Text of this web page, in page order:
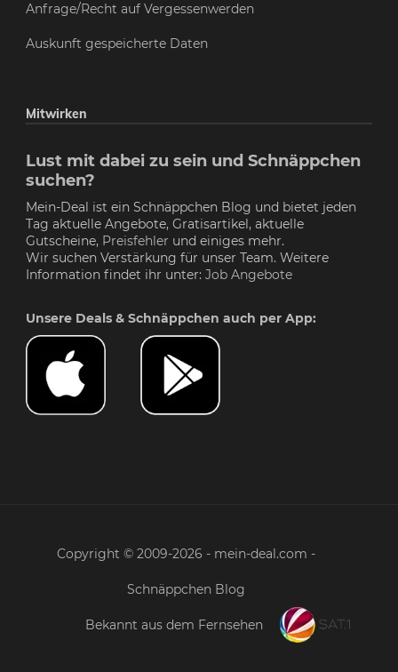
Anfrage/Recht auf Vergessenwerden
Auskunft gespeicherte Daten
Mitwirken
Lust mit dabei zu sein und Schnäppchen
suchen?
Mein-Deal ist ein Schnäppchen Blog und bietet jeden
Tag aktuelle Angebote, Gratisartikel, aktuelle
Gutscheine, Preisfehler und einiges mehr.
Wir suchen Verstärkung für unser Team. Weitere
Information findet ihr unter: Job Angebote
Unsere Deals & Schnäppchen auch per App:
Copyright © 2009-2026 - mein-deal.com -
Schnäppchen Blog
Bekannt aus dem Fernsehen